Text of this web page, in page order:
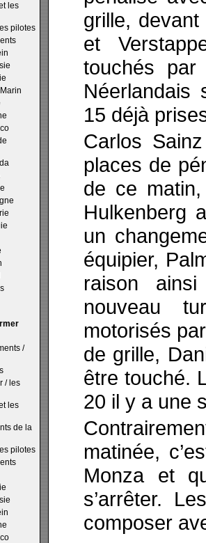
les
pilotes
/
/ les
les
de la
pilotes
grille,
et
touchés
Néerlandais
15 déjà
Carlos
places de
de ce
Hulkenberg
un
équipier,
raison ainsi
nouveau
motorisés
de grille,
être touché.
20 il y a une
matinée,
Monza et
s’arrêter.
composer